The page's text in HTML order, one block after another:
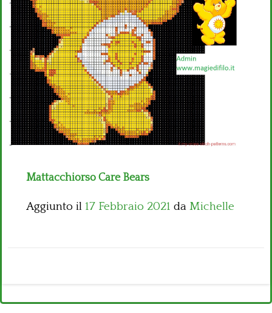
Mattacchiorso Care Bears
Aggiunto il 17 Febbraio 2021 da Michelle